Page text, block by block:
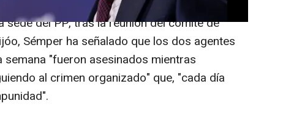
del PP, tras la reunión del comité de
Sémper ha señalado que los dos agentes
"fueron asesinados mientras
al crimen organizado" que, "cada día